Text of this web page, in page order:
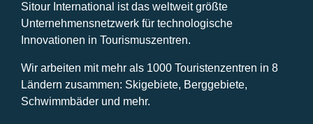
Sitour International ist das weltweit größte
Unternehmensnetzwerk für technologische
Innovationen in Tourismuszentren.
Wir arbeiten mit mehr als 1000 Touristenzentren in 8
Ländern zusammen: Skigebiete, Berggebiete,
Schwimmbäder und mehr.